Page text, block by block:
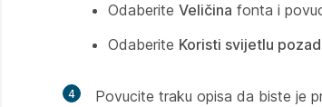
Odaberite Veličina fonta i
Odaberite Koristi svijetlu
4
Povucite traku opisa da biste je